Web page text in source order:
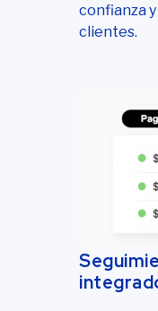
confianza
clientes.